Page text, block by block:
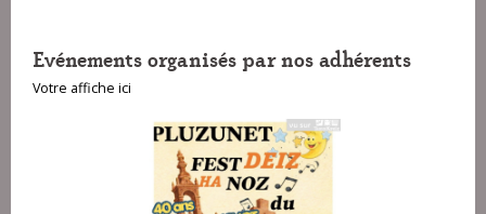
Evénements organisés par nos adhérents
Votre affiche ici